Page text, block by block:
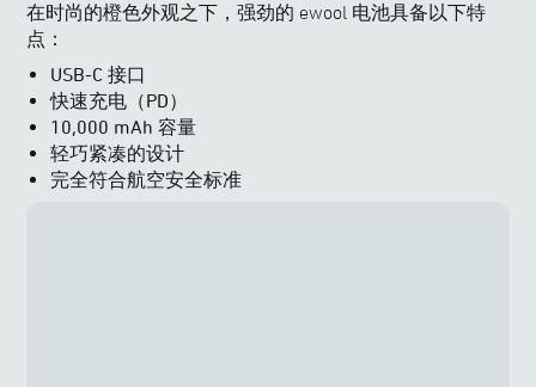
在时尚的橙色外观之下，强劲的 ewool 电池具备以下特
点：
USB-C 接口
快速充电（PD）
10,000 mAh 容量
轻巧紧凑的设计
完全符合航空安全标准